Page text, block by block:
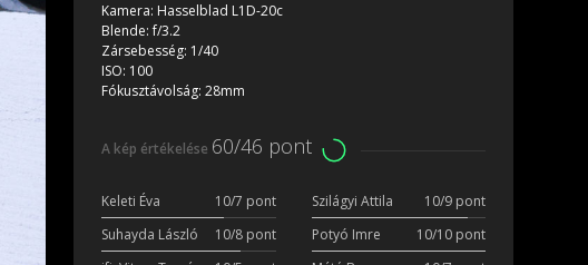
Kamera: Hasselblad L1D-20c
Blende:f/3.2
Zársebesség: 1/40
ISO: 100
Fókusztávolság: 28mm
A kép értékelése 60/46 pont
Keleti Éva 10/7 pont Szilágyi Attila
10/9 pont
Suhayda László
10/8 pont Potyó Imre
10/10 pont